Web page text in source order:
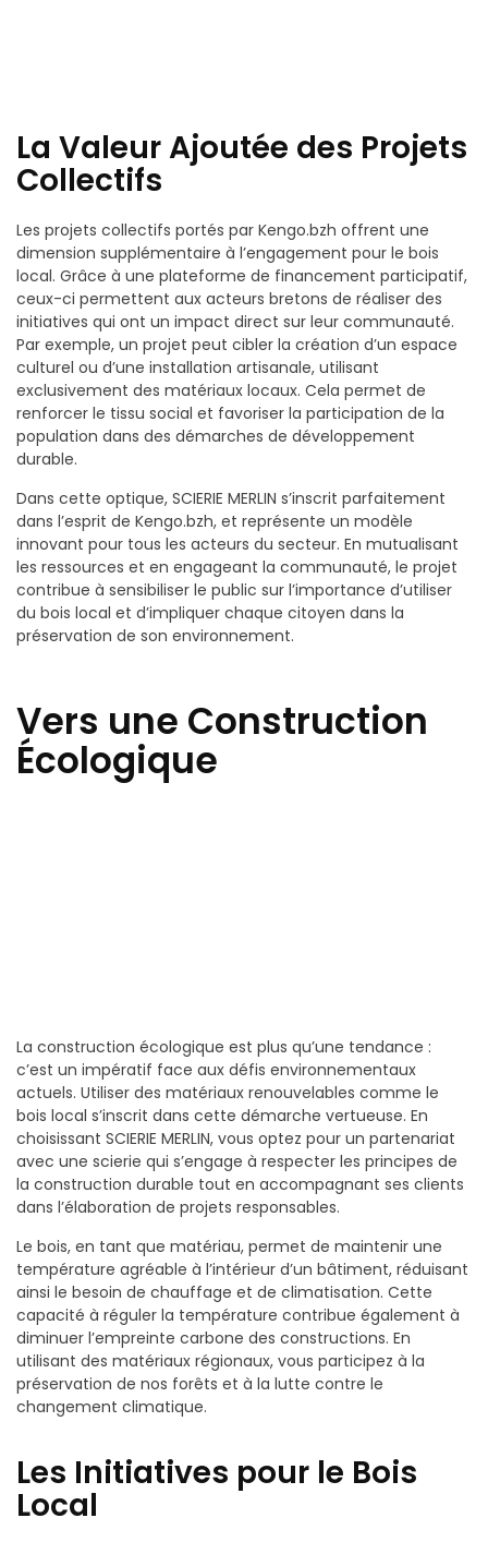
La Valeur Ajoutée des Projets
Collectifs
Les projets collectifs portés par Kengo.bzh offrent une
dimension supplémentaire à l’engagement pour le bois
local. Grâce à une plateforme de financement participatif,
ceux-ci permettent aux acteurs bretons de réaliser des
initiatives qui ont un impact direct sur leur communauté.
Par exemple, un projet peut cibler la création d’un espace
culturel ou d’une installation artisanale, utilisant
exclusivement des matériaux locaux. Cela permet de
renforcer le tissu social et favoriser la participation de la
population dans des démarches de développement
durable.
Dans cette optique, SCIERIE MERLIN s’inscrit parfaitement
dans l’esprit de Kengo.bzh, et représente un modèle
innovant pour tous les acteurs du secteur. En mutualisant
les ressources et en engageant la communauté, le projet
contribue à sensibiliser le public sur l’importance d’utiliser
du bois local et d’impliquer chaque citoyen dans la
préservation de son environnement.
Vers une Construction
Écologique
La construction écologique est plus qu’une tendance :
c’est un impératif face aux défis environnementaux
actuels. Utiliser des matériaux renouvelables comme le
bois local s’inscrit dans cette démarche vertueuse. En
choisissant SCIERIE MERLIN, vous optez pour un partenariat
avec une scierie qui s’engage à respecter les principes de
la construction durable tout en accompagnant ses clients
dans l’élaboration de projets responsables.
Le bois, en tant que matériau, permet de maintenir une
température agréable à l’intérieur d’un bâtiment, réduisant
ainsi le besoin de chauffage et de climatisation. Cette
capacité à réguler la température contribue également à
diminuer l’empreinte carbone des constructions. En
utilisant des matériaux régionaux, vous participez à la
préservation de nos forêts et à la lutte contre le
changement climatique.
Les Initiatives pour le Bois
Local